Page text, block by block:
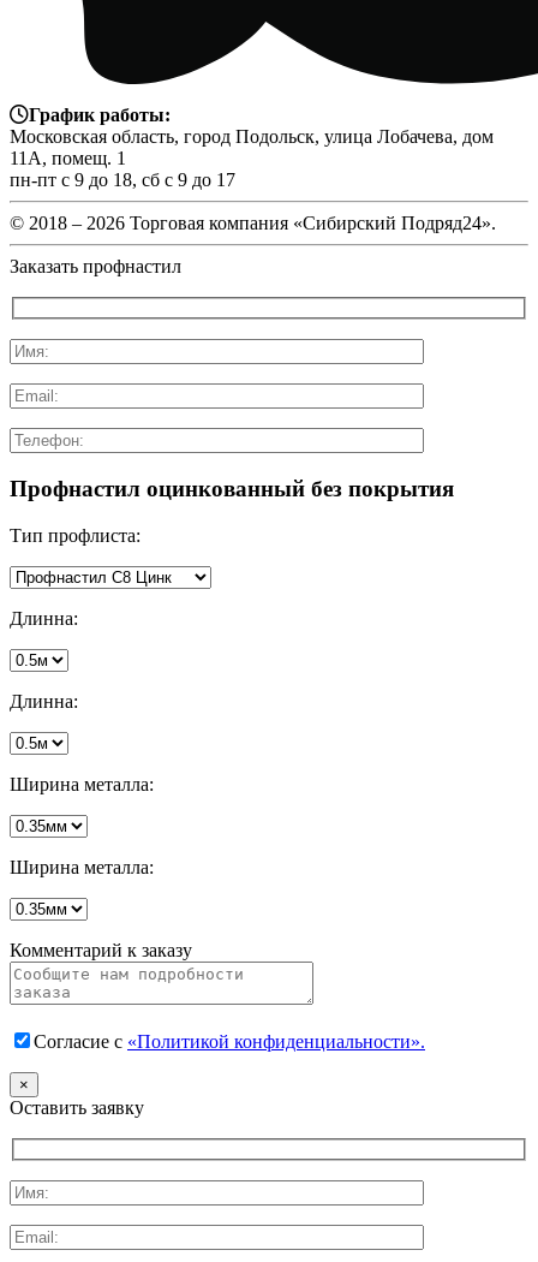
График работы:
Московская область, город Подольск, улица Лобачева, дом
11А, помещ. 1
пн-пт с 9 до 18, сб с 9 до 17
© 2018 – 2026 Торговая компания «Сибирский Подряд24».
Заказать профнастил
Профнастил оцинкованный без покрытия
Тип профлиста:
Длинна:
Длинна:
Ширина металла:
Ширина металла:
Комментарий к заказу
Согласие с «Политикой конфиденциальности».
×
Оставить заявку